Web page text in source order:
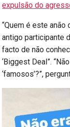
expulsão do
“Quem é este anão
antigo participante
facto de não
‘Biggest Deal”.
‘famosos’?”,